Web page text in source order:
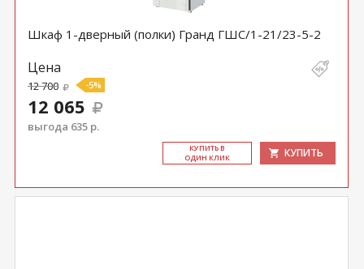
Шкаф 1-дверный (полки) Гранд ГШС/1-21/23-5-2
Цена
12 700 -5%
12 065
выгода 635 р.
КУ­ПИТЬ В
ОДИН КЛИК
КУПИТЬ